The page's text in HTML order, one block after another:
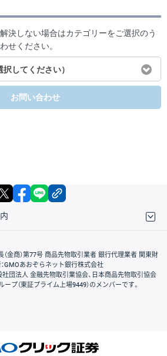
決しない場合はカテゴリーをご選択のう
せください。
択してください）
お問い合わせ
X facebook
て
金商）第77号 商品先物取引業者 銀行代理業者 関東財
：GMOあおぞらネット銀行株式会社
社団法人 金融先物取引業協会、日本商品先物取引協会
プ（東証プライム上場9449）のメンバーです。